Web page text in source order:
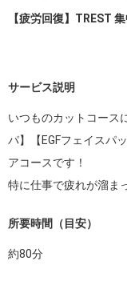
【疲労回復】TREST
サービス説明
いつものカットコース
パ】【EGFフェイスパ
アコースです！
所要時間（目安）
約80分